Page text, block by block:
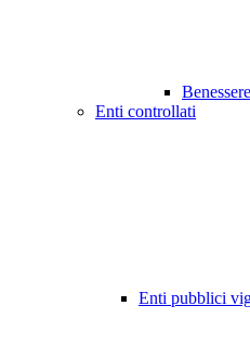
Enti controllati
Enti pubblici